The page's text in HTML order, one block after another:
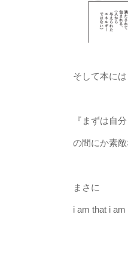
そして本に
『まずは自
の間にか素
まさに
i am that i am